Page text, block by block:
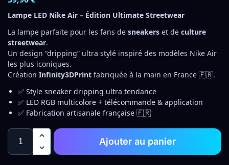
Lampe LED Nike Air – Édition Ultimate Streetwear
La lampe parfaite pour les fans de sneakers et de culture
streetwear.
Un design “dripping” ultra stylé inspiré des modèles Nike Air
les plus iconiques.
Création Infinity3DPrint fabriquée à la main en France 🇫🇷.
✅ Style sneaker dripping ultra tendance
✅ LED RGB multicolore + télécommande & application
✅ Fabrication artisanale française 🇫🇷
Ajouter au panier